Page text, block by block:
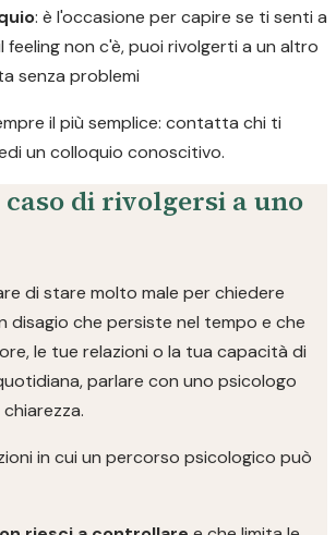
: è l'occasione per capire se ti senti a
feeling non c'è, puoi rivolgerti a un altro
senza problemi
il più semplice: contatta chi ti
un colloquio conoscitivo.
caso di rivolgersi a uno
di stare molto male per chiedere
disagio che persiste nel tempo e che
le tue relazioni o la tua capacità di
parlare con uno psicologo
in cui un percorso psicologico può